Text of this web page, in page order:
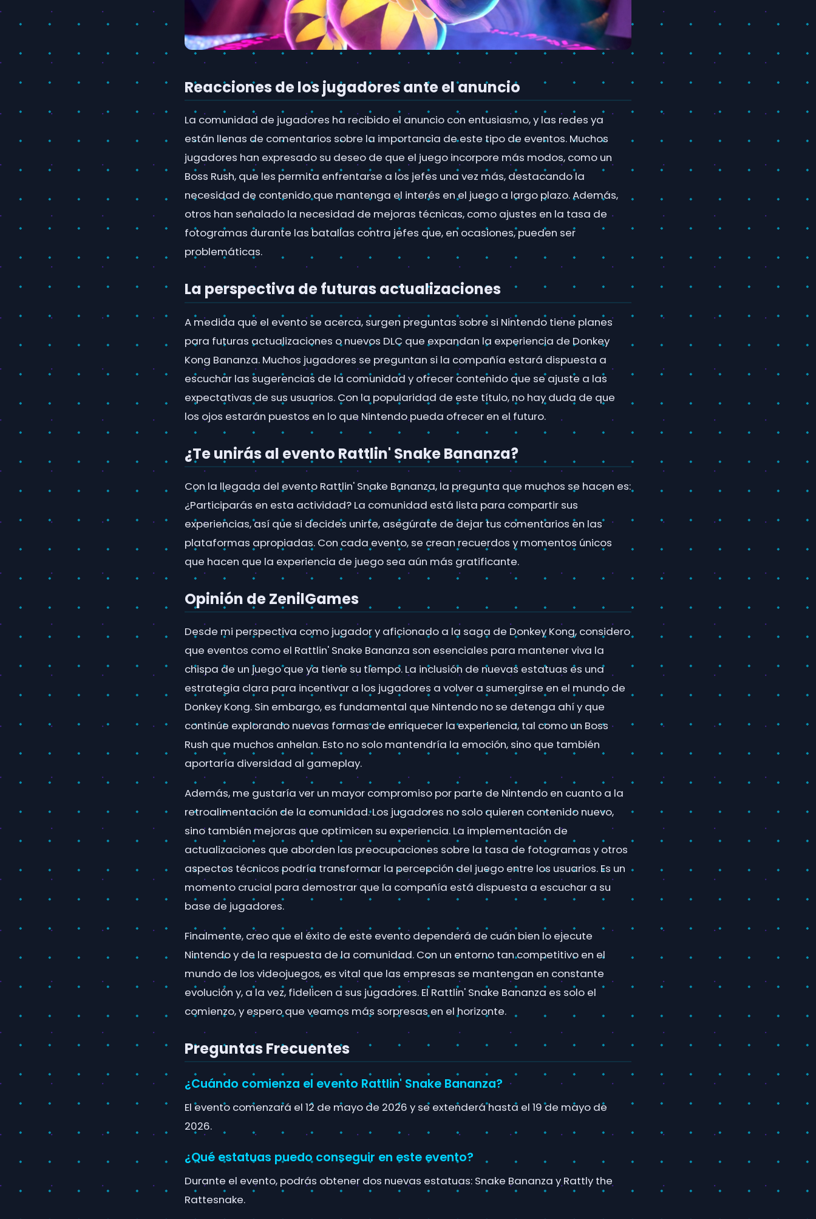
Reacciones de los jugadores ante el anuncio
La comunidad de jugadores ha recibido el anuncio con entusiasmo, y las redes ya
están llenas de comentarios sobre la importancia de este tipo de eventos. Muchos
jugadores han expresado su deseo de que el juego incorpore más modos, como un
Boss Rush, que les permita enfrentarse a los jefes una vez más, destacando la
necesidad de contenido que mantenga el interés en el juego a largo plazo. Además,
otros han señalado la necesidad de mejoras técnicas, como ajustes en la tasa de
fotogramas durante las batallas contra jefes que, en ocasiones, pueden ser
problemáticas.
La perspectiva de futuras actualizaciones
A medida que el evento se acerca, surgen preguntas sobre si Nintendo tiene planes
para futuras actualizaciones o nuevos DLC que expandan la experiencia de Donkey
Kong Bananza. Muchos jugadores se preguntan si la compañía estará dispuesta a
escuchar las sugerencias de la comunidad y ofrecer contenido que se ajuste a las
expectativas de sus usuarios. Con la popularidad de este título, no hay duda de que
los ojos estarán puestos en lo que Nintendo pueda ofrecer en el futuro.
¿Te unirás al evento Rattlin' Snake Bananza?
Con la llegada del evento Rattlin' Snake Bananza, la pregunta que muchos se hacen es:
¿Participarás en esta actividad? La comunidad está lista para compartir sus
experiencias, así que si decides unirte, asegúrate de dejar tus comentarios en las
plataformas apropiadas. Con cada evento, se crean recuerdos y momentos únicos
que hacen que la experiencia de juego sea aún más gratificante.
Opinión de ZenilGames
Desde mi perspectiva como jugador y aficionado a la saga de Donkey Kong, considero
que eventos como el Rattlin' Snake Bananza son esenciales para mantener viva la
chispa de un juego que ya tiene su tiempo. La inclusión de nuevas estatuas es una
estrategia clara para incentivar a los jugadores a volver a sumergirse en el mundo de
Donkey Kong. Sin embargo, es fundamental que Nintendo no se detenga ahí y que
continúe explorando nuevas formas de enriquecer la experiencia, tal como un Boss
Rush que muchos anhelan. Esto no solo mantendría la emoción, sino que también
aportaría diversidad al gameplay.
Además, me gustaría ver un mayor compromiso por parte de Nintendo en cuanto a la
retroalimentación de la comunidad. Los jugadores no solo quieren contenido nuevo,
sino también mejoras que optimicen su experiencia. La implementación de
actualizaciones que aborden las preocupaciones sobre la tasa de fotogramas y otros
aspectos técnicos podría transformar la percepción del juego entre los usuarios. Es un
momento crucial para demostrar que la compañía está dispuesta a escuchar a su
base de jugadores.
Finalmente, creo que el éxito de este evento dependerá de cuán bien lo ejecute
Nintendo y de la respuesta de la comunidad. Con un entorno tan competitivo en el
mundo de los videojuegos, es vital que las empresas se mantengan en constante
evolución y, a la vez, fidelicen a sus jugadores. El Rattlin' Snake Bananza es solo el
comienzo, y espero que veamos más sorpresas en el horizonte.
Preguntas Frecuentes
¿Cuándo comienza el evento Rattlin' Snake Bananza?
El evento comenzará el 12 de mayo de 2026 y se extenderá hasta el 19 de mayo de
2026.
¿Qué estatuas puedo conseguir en este evento?
Durante el evento, podrás obtener dos nuevas estatuas: Snake Bananza y Rattly the
Rattesnake.